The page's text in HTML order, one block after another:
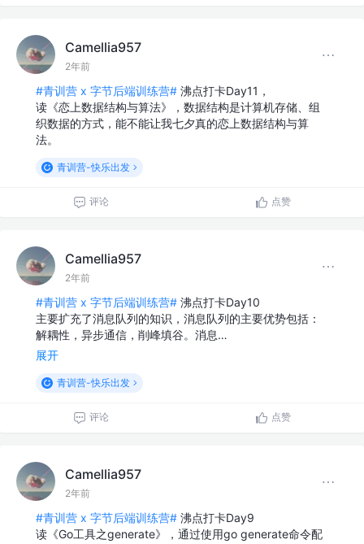
Camellia957
2年前
#青训营 x 字节后端训练营# 沸点打卡Day11，
读《恋上数据结构与算法》，数据结构是计算机存储、组
织数据的方式，能不能让我七夕真的恋上数据结构与算
法。
青训营-快乐出发
评论 点赞
Camellia957
2年前
#青训营 x 字节后端训练营# 沸点打卡Day10
主要扩充了消息队列的知识，消息队列的主要优势包括：
解耦性，异步通信，削峰填谷。消息…
展开
青训营-快乐出发
评论 点赞
Camellia957
2年前
#青训营 x 字节后端训练营# 沸点打卡Day9
读《Go工具之generate》，通过使用go generate命令配